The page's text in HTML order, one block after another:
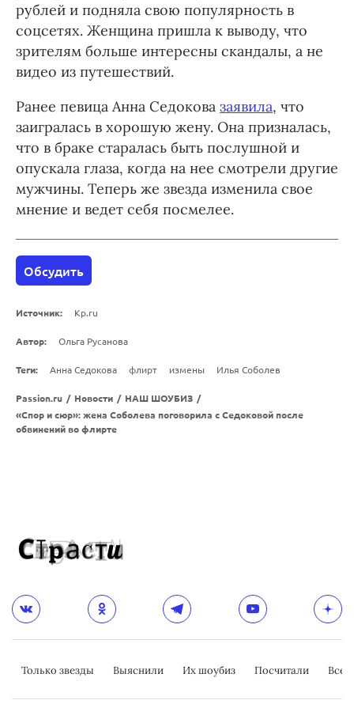
рублей и подняла свою популярность в
соцсетях. Женщина пришла к выводу, что
зрителям больше интересны скандалы, а не
видео из путешествий.
Ранее певица Анна Седокова заявила, что
заигралась в хорошую жену. Она призналась,
что в браке старалась быть послушной и
опускала глаза, когда на нее смотрели другие
мужчины. Теперь же звезда изменила свое
мнение и ведет себя посмелее.
Обсудить
Источник: Kp.ru
Автор: Ольга Русанова
Теги: Анна Седокова флирт измены Илья Соболев
Passion.ru / Новости / НАШ ШОУБИЗ /
«Спор и сюр»: жена Соболева поговорила с Седоковой после
обвинений во флирте
Только звезды Выяснили Их шоубиз Посчитали